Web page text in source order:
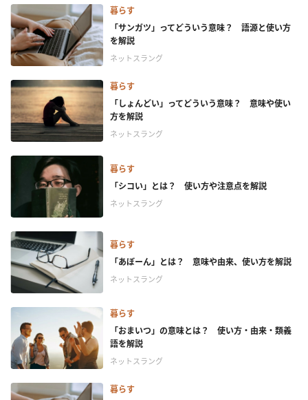
暮らす
「サンガツ」ってどういう意味？ 語源と使い方
を解説
ネットスラング
暮らす
「しょんどい」ってどういう意味？ 意味や使い
方を解説
ネットスラング
暮らす
「シコい」とは？ 使い方や注意点を解説
ネットスラング
暮らす
「あぼーん」とは？ 意味や由来、使い方を解説
ネットスラング
暮らす
「おまいつ」の意味とは？ 使い方・由来・類義
語を解説
ネットスラング
暮らす